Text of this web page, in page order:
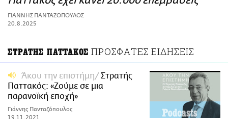
ΑΜΠΑ
PRINT
ΓΙΑΝΝΗΣ ΠΑΝΤΑΖΟΠΟΥΛΟΣ
20.8.2025
ΣΤΡΑΤΗΣ ΠΑΤΤΑΚΟΣ ΠΡΟΣΦΑΤΕΣ ΕΙΔΗΣΕΙΣ
Άκου την επιστήμη
Στρατής
Παττακός: «Ζούμε σε μια
παρανοϊκή εποχή»
Γιάννης Πανταζόπουλος
19.11.2021